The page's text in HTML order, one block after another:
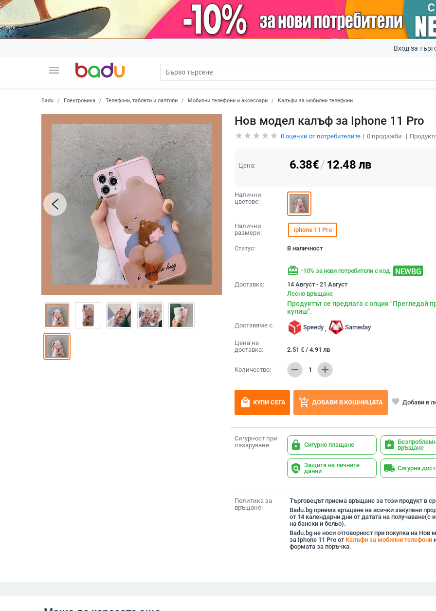
menu
Вход за
Badu Електроника Телефони, таблети и лаптопи Мобилни телефони и аксесоари Калъфи за мобилни телефони
Нов модел калъф за Iphone 11 Pro
0оценки от потребителите 0продажби
Цена: 6.38€/ 12.48 лв
Налични
цветове:
Налични
размери:
Iphone 11 Pro
Статус: В наличност
redeem -10% за нови потребители с код: NEWBG
Доставка:
14 Август - 21 Август
Лесно връщане
Продуктът се предлага с опция "Прегледай
купиш".
Доставяме с: Speedy , Sameday
Цена на
доставка:
2.51 € / 4.91 лв
Количество: remove 1 add
local_mall КУПИ СЕГА add_shopping_cart ДОБАВИ В КОШНИЦАТА favorite Добави в
Сигурност при
пазаруване:
lock Сигурно плащане assignment_return връщане
policy Защита на личните
данни
local_shipping Сигурна
Политика за
връщане:
Търговецът приема връщане за този продукт в
Badu.bg приема връщане на всички закупени
от 14 календарни дни от датата на получаване(с
на бански и бельо).
Badu.bg не носи отговорност при покупка на Нов
за Iphone 11 Pro от Калъфи за мобилни телефони
формата за поръчка.